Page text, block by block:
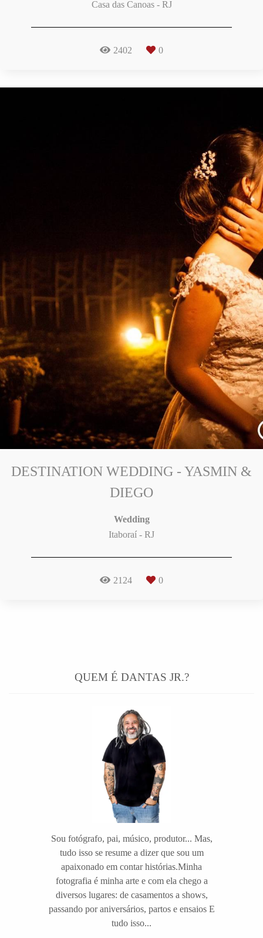
Casa das Canoas - RJ
2402 0
DESTINATION WEDDING - YASMIN &
DIEGO
Wedding
Itaboraí - RJ
2124 0
QUEM É DANTAS JR.?
Sou fotógrafo, pai, músico, produtor... Mas,
tudo isso se resume a dizer que sou um
apaixonado em contar histórias.Minha
fotografia é minha arte e com ela chego a
diversos lugares: de casamentos a shows,
passando por aniversários, partos e ensaios E
tudo isso...